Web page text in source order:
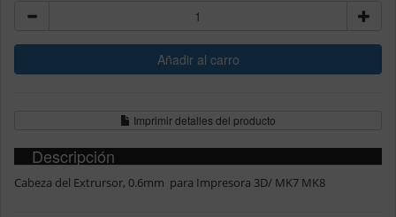
Imprimir detalles del producto
Descripción
Cabeza del Extrursor, 0.6mm para Impresora 3D/ MK7 MK8